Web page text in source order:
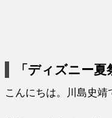
「ディズニー
こんにちは。川島史靖